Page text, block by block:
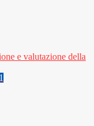
e valutazione della
1